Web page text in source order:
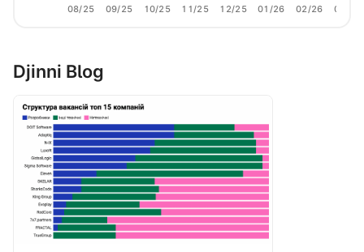
08/25 09/25 10/25 11/25 12/25 01/26 02/26 03/26
Djinni Blog